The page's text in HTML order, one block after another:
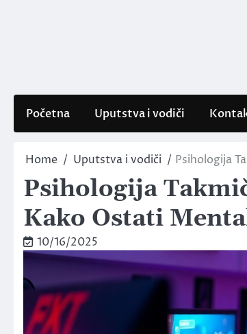
Početna Uputstva i vodiči
Home Uputstva i vodiči Psihologija
Psihologija
Kako Ostati
10/16/2025